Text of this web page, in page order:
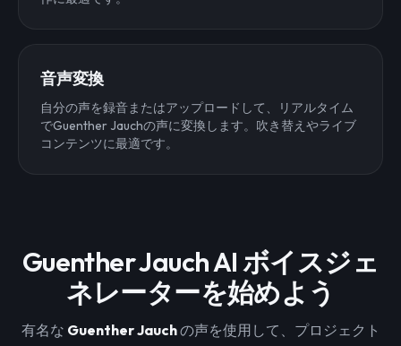
音声変換
自分の声を録音またはアップロードして、リアルタイム
でGuenther Jauchの声に変換します。吹き替えやライブ
コンテンツに最適です。
Guenther Jauch AI ボイスジェ
ネレーターを始めよう
有名な Guenther Jauchの声を使用して、プロジェクト